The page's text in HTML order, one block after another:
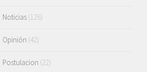
Noticias (126)
Opinión (42)
Postulacion (22)